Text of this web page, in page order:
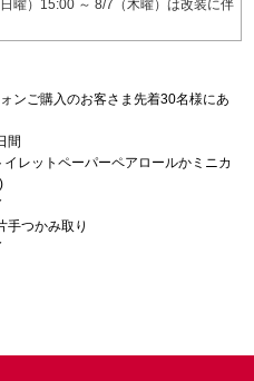
）15:00 ～ 8/7（木曜）は改装に伴
ご購入のお客さま先着30名様にあ
間
レットペーパーペアロールかミニカ
つかみ取り